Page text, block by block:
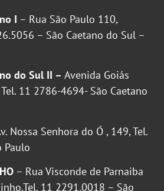
I – Rua São Paulo 110,
– São Caetano do Sul –
do Sul II – Avenida Goiás
11 2786-4694- São Caetano
Nossa Senhora do Ó , 149, Tel.
Paulo
– Rua Visconde de Parnaiba
11 2291.0018 – São